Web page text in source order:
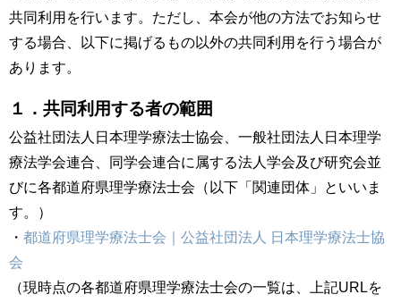
共同利用を行います。ただし、本会が他の方法でお知らせ
する場合、以下に掲げるもの以外の共同利用を行う場合が
あります。
１．共同利用する者の範囲
公益社団法人日本理学療法士協会、一般社団法人日本理学
療法学会連合、同学会連合に属する法人学会及び研究会並
びに各都道府県理学療法士会（以下「関連団体」といいま
す。）
・ 都道府県理学療法士会｜公益社団法人 日本理学療法士協
会
（現時点の各都道府県理学療法士会の一覧は、上記URLを